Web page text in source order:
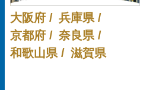
大阪府 / 兵庫県 /
京都府 / 奈良県 /
和歌山県 / 滋賀県